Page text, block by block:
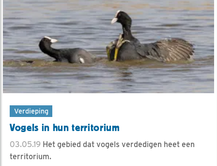
Verdieping
Vogels in hun territorium
03.05.19 Het gebied dat vogels verdedigen heet een
territorium.